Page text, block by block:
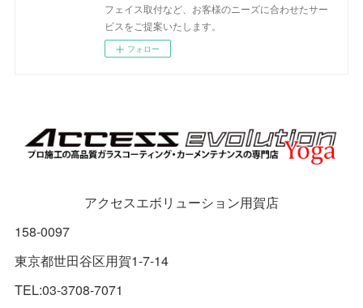
フェイス取付など、お客様のニーズに合わせたサー
ビスをご提案いたします。
フォロー
アクセスエボリューション用賀店
158-0097
東京都世田谷区用賀1-7-14
TEL:03-3708-7071